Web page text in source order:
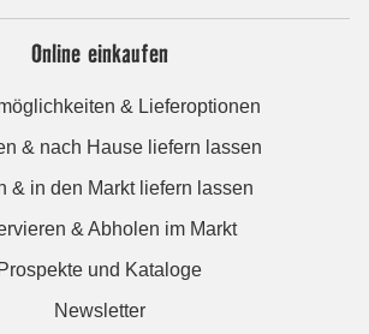
Online einkaufen
& Lieferoptionen
& nach Hause liefern lassen
& in den Markt liefern lassen
& Abholen im Markt
Prospekte und Kataloge
Newsletter